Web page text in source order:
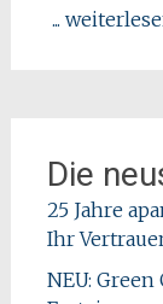
...
Die
25 Jahre
Ihr
NEU: